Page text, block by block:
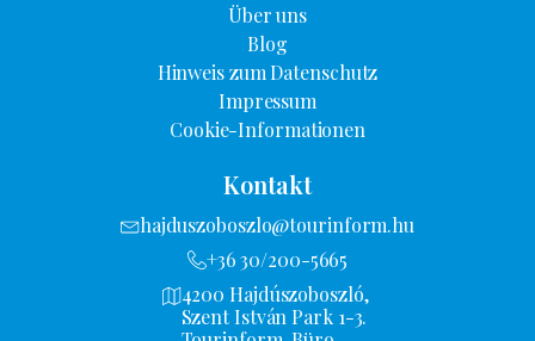
Über uns
Blog
Hinweis zum Datenschutz
Impressum
Cookie-Informationen
Kontakt
hajduszoboszlo@tourinform.hu
+36 30/200-5665
4200 Hajdúszoboszló,
Szent István Park 1-3.